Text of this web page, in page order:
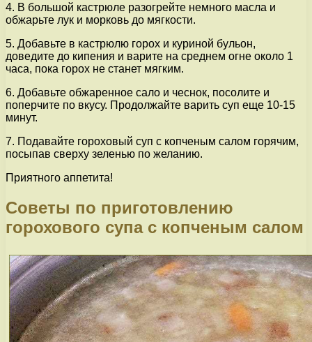
4. В большой кастрюле разогрейте немного масла и
обжарьте лук и морковь до мягкости.
5. Добавьте в кастрюлю горох и куриной бульон,
доведите до кипения и варите на среднем огне около 1
часа, пока горох не станет мягким.
6. Добавьте обжаренное сало и чеснок, посолите и
поперчите по вкусу. Продолжайте варить суп еще 10-15
минут.
7. Подавайте гороховый суп с копченым салом горячим,
посыпав сверху зеленью по желанию.
Приятного аппетита!
Советы по приготовлению
горохового супа с копченым салом